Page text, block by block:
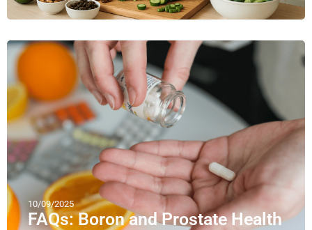
10/09/2025
FAQs: Boron and Prostate Health